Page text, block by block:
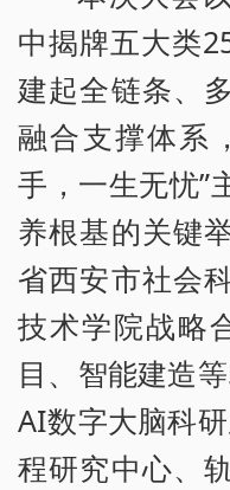
中揭牌五大类
建起全链条、
融合支撑体系
手，一生无忧”
养根基的关键
省西安市社会
技术学院战略
目、智能建造
AI数字大脑科
程研究中心、